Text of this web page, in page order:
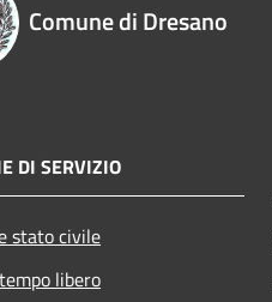
Comune di Dresano
DI SERVIZIO
stato civile
libero